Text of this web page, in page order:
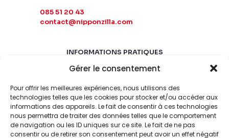
Gérer le consentement
Pour offrir les meilleures expériences, nous utilisons des
technologies telles que les cookies pour stocker et/ou accéder aux
informations des appareils. Le fait de consentir à ces technologies
nous permettra de traiter des données telles que le comportement
de navigation ou les ID uniques sur ce site. Le fait de ne pas
consentir ou de retirer son consentement peut avoir un effet négatif
085 51 20 43
contact@nipponzilla.com
INFORMATIONS PRATIQUES
MARDI-SAMEDI
LUNDI-DIMANCHE
FERMÉ